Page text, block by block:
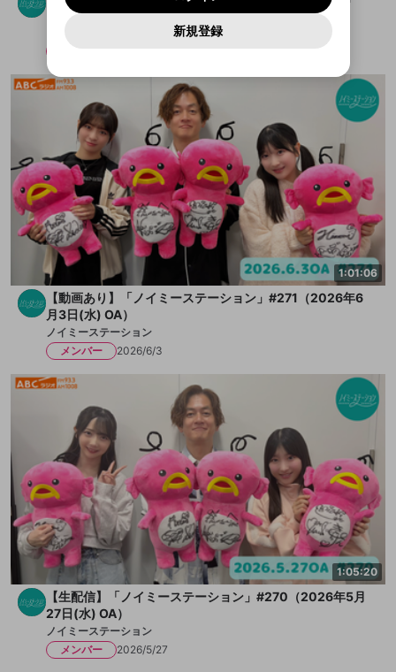
（2026年6月3日(水) OA後配信）
メンバー
2026/6/3
1:01:06
【動画あり】「ノイミーステーション」#271（2026年6
月3日(水) OA）
ノイミーステーション
メンバー
2026/6/3
1:05:20
【生配信】「ノイミーステーション」#270（2026年5月
27日(水) OA）
ノイミーステーション
メンバー
2026/5/27
Yahoo! JAPAN
Appleでサインアップ
利用規約 ・プライバシーポリシー
サービスとのID連携に関する同意事項
で、次にお進みください
アカウント作成
mellow-fanからのお得な情報をメールで受
け取る
Yahoo! JAPAN
Appleでサインイン
利用規約 ・プライバシーポリシー
サービスとのID連携に関する同意事項
で、次にお進みください
パスワードを忘れた方はこちら
アカウントをお持ちですか？アカウントを作成する
新規登録
として使用いたします。
一部サービスをご利用いただくには、生年月の
登録が必要です。
登録
あとで登録
入力
なりすまし行為
出会いを誘導する行為
ねずみ講やマルチ商法
誤解を招く配信設定
ゲームの録画禁止区域の配信
改造版・海賊版ソフトの配信
政治的・宗教的・人種的な内容
その他の問題
報告された問題については、利用規約に違反しているか
どうかをスタッフが確認します。
用することは、利用規約違反になります。
送信
閉じる
Discordは第三者が提供するコミュニティーサービスで、
mellow-fanとは関わりがありません。Discordに関してのお
問い合わせにはお答えすることができません。Discordの仕
様変更により、限定コミュニティ特典の提供が終了する可能
します。
外部サービスとのID連携に関する同意事項
Discordとは？ Discordに参加する